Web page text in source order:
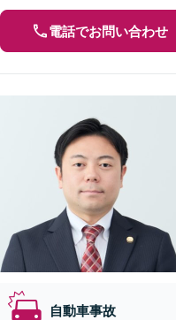
電話でお問い合わせ
自動車事故